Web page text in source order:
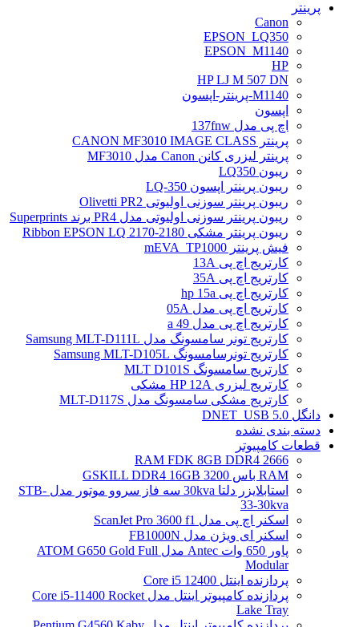
پرینتر
Canon
EPSON_LQ350
EPSON_M1140
HP
HP LJ M 507 DN
M1140-پرینتر-اپسون
اپسون
اچ پی مدل 137fnw
پرینتر CANON MF3010 IMAGE CLASS
پرینتر لیزری کانن Canon مدل MF3010
ریبون LQ350
ریبون پرینتر اپسون LQ-350
ریبون پرینتر سوزنی اولیوتی Olivetti PR2
ریبون پرینتر سوزنی اولیوتی مدل PR4 برند Superprints
ریبون پرینتر مشکی Ribbon EPSON LQ 2170-2180
فیش پرینتر mEVA_TP1000
کارتریج اچ پی 13A
کارتریج اچ پی 35A
کارتریج اچ پی hp 15a
کارتریج اچ پی مدل 05A
کارتریج اچ پی مدل 49 a
کارتریج تونر سامسونگ مدل Samsung MLT-D111L
کارتریج تونرسامسونگ Samsung MLT-D105L
کارتریج سامسونگ MLT D101S
کارتریج لیزری HP 12A مشکی
کارتریج مشکی سامسونگ مدل MLT-D117S
دانگل DNET_USB 5.0
دسته بندی نشده
قطعات کامپیوتر
RAM FDK 8GB DDR4 2666
RAM باس 3200 GSKILL DDR4 16GB
استابلایزر دلتا 30kva سه فاز سروو موتور مدل STB-
33-30kva
اسکنر اچ پی مدل ScanJet Pro 3600 f1
اسکنر ای ویژن مدل FB1000N
پاور 650 وات Antec مدل ATOM G650 Gold Full
Modular
پردازنده اینتل Core i5 12400
پردازنده کامپیوتر اینتل مدل Core i5-11400 Rocket
Lake Tray